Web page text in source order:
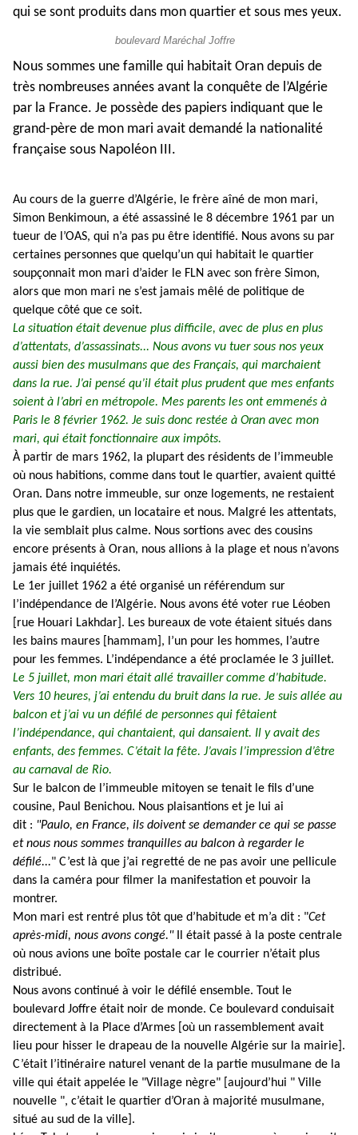
qui se sont produits dans mon quartier et sous mes yeux.
boulevard Maréchal Joffre
Nous sommes une famille qui habitait Oran depuis de
très nombreuses années avant la conquête de l’Algérie
par la France. Je possède des papiers indiquant que le
grand-père de mon mari avait demandé la nationalité
française sous Napoléon III.
Au cours de la guerre d’Algérie, le frère aîné de mon mari,
Simon Benkimoun, a été assassiné le 8 décembre 1961 par un
tueur de l’OAS, qui n’a pas pu être identifié. Nous avons su par
certaines personnes que quelqu’un qui habitait le quartier
soupçonnait mon mari d’aider le FLN avec son frère Simon,
alors que mon mari ne s’est jamais mêlé de politique de
quelque côté que ce soit.
La situation était devenue plus difficile, avec de plus en plus
d’attentats, d’assassinats... Nous avons vu tuer sous nos yeux
aussi bien des musulmans que des Français, qui marchaient
dans la rue. J’ai pensé qu’il était plus prudent que mes enfants
soient à l’abri en métropole. Mes parents les ont emmenés à
Paris le 8 février 1962. Je suis donc restée à Oran avec mon
mari, qui était fonctionnaire aux impôts.
À partir de mars 1962, la plupart des résidents de l’immeuble
où nous habitions, comme dans tout le quartier, avaient quitté
Oran. Dans notre immeuble, sur onze logements, ne restaient
plus que le gardien, un locataire et nous. Malgré les attentats,
la vie semblait plus calme. Nous sortions avec des cousins
encore présents à Oran, nous allions à la plage et nous n’avons
jamais été inquiétés.
Le 1er juillet 1962 a été organisé un référendum sur
l’indépendance de l’Algérie. Nous avons été voter rue Léoben
[rue Houari Lakhdar]. Les bureaux de vote étaient situés dans
les bains maures [hammam], l’un pour les hommes, l’autre
pour les femmes. L’indépendance a été proclamée le 3 juillet.
Le 5 juillet, mon mari était allé travailler comme d’habitude.
Vers 10 heures, j’ai entendu du bruit dans la rue. Je suis allée au
balcon et j’ai vu un défilé de personnes qui fêtaient
l’indépendance, qui chantaient, qui dansaient. Il y avait des
enfants, des femmes. C’était la fête. J’avais l’impression d’être
au carnaval de Rio.
Sur le balcon de l’immeuble mitoyen se tenait le fils d’une
cousine, Paul Benichou. Nous plaisantions et je lui ai
dit : "Paulo, en France, ils doivent se demander ce qui se passe
et nous nous sommes tranquilles au balcon à regarder le
défilé..." C’est là que j’ai regretté de ne pas avoir une pellicule
dans la caméra pour filmer la manifestation et pouvoir la
montrer.
Mon mari est rentré plus tôt que d’habitude et m’a dit : "Cet
après-midi, nous avons congé."Il était passé à la poste centrale
où nous avions une boîte postale car le courrier n’était plus
distribué.
Nous avons continué à voir le défilé ensemble. Tout le
boulevard Joffre était noir de monde. Ce boulevard conduisait
directement à la Place d’Armes [où un rassemblement avait
lieu pour hisser le drapeau de la nouvelle Algérie sur la mairie].
C’était l’itinéraire naturel venant de la partie musulmane de la
ville qui était appelée le "Village nègre" [aujourd’hui " Ville
nouvelle ", c’était le quartier d’Oran à majorité musulmane,
situé au sud de la ville].